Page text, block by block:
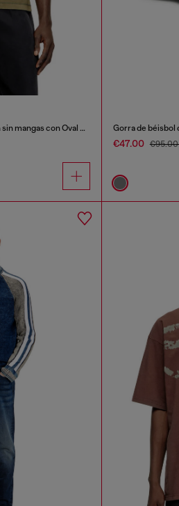
Camiseta de tirantes de algodón sin mangas con Oval D metálico
€47.00 €95.00